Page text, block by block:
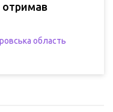
отримав
область